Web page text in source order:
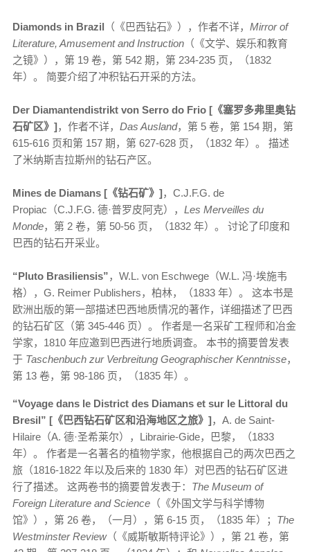
Diamonds in Brazil （《巴西钻石》），作者不详， Mirror of
Literature, Amusement and Instruction （《文学、娱乐和教育
之镜》），第 19 卷，第 542 期，第 234-235 页，（1832
年）。 简要介绍了冲积钻石开采的方法。
Der Diamantendistrikt von Serro do Frio [《塞罗多弗里奥钻
石矿区》]，作者不详， Das Ausland，第 5 卷，第 154 期，第
615-616 页和第 157 期，第 627-628 页，（1832 年）。 描述
了米纳斯吉拉斯州的钻石产区。
Mines de Diamans [《钻石矿》]，C.J.F.G. de
Propiac（C.J.F.G. 德·普罗皮阿克）， Les Merveilles du
Monde，第 2 卷，第 50-56 页，（1832 年）。 讨论了印度和
巴西的钻石开采业。
“Pluto Brasiliensis”，W.L. von Eschwege（W.L. 冯·埃施韦
格），G. Reimer Publishers，柏林，（1833 年）。 这本书是
欧洲出版的第一部描述巴西地质情况的著作，详细描述了巴西
的钻石矿区（第 345-446 页）。 作者是一名采矿工程师和冶金
学家，1810 年应邀到巴西进行地质调查。 本书的摘要曾发表
于 Taschenbuch zur Verbreitung Geographischer Kenntnisse，
第 13 卷，第 98-186 页，（1835 年）。
“Voyage dans le District des Diamans et sur le Littoral du
Bresil” [《巴西钻石矿区和沿海地区之旅》]，A. de Saint-
Hilaire（A. 德·圣希莱尔），Librairie-Gide，巴黎，（1833
年）。 作者是一名著名的植物学家，他根据自己的两次巴西之
旅（1816-1822 年以及后来的 1830 年）对巴西的钻石矿区进
行了描述。 这两卷书的摘要曾发表于： The Museum of
Foreign Literature and Science （《外国文学与科学博物
馆》），第 26 卷，（一月），第 6-15 页，（1835 年）； The
Westminster Review（《威斯敏斯特评论》），第 21 卷，第